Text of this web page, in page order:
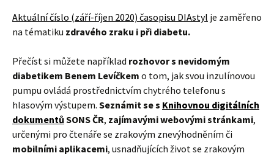
Aktuální číslo (září-říjen 2020) časopisu DIAstyl je zaměřeno
na tématiku zdravého zraku i při diabetu.
Přečíst si můžete například rozhovor s nevidomým
diabetikem Benem Levíčkem o tom, jak svou inzulínovou
pumpu ovládá prostřednictvím chytrého telefonu s
hlasovým výstupem. Seznámit se s Knihovnou digitálních
dokumentů SONS ČR, zajímavými webovými stránkami,
určenými pro čtenáře se zrakovým znevýhodněním či
mobilními aplikacemi, usnadňujících život se zrakovým